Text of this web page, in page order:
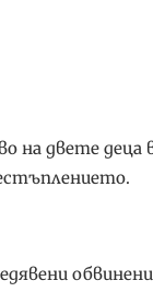
на двете деца